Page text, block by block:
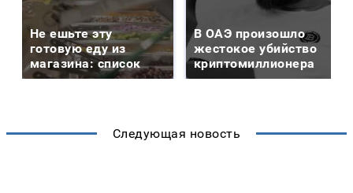
Не ешьте эту
готовую еду из
магазина: список
В ОАЭ произошло
жестокое убийство
криптомиллионера
Следующая новость